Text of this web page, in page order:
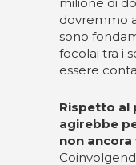
dovremmo
sono
focolai tra i
essere
Rispetto al
agirebbe
non ancora